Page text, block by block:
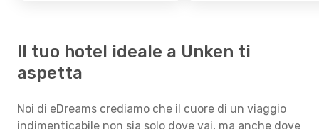
Il tuo hotel ideale a Unken ti
aspetta
Noi di eDreams crediamo che il cuore di un viaggio
indimenticabile non sia solo dove vai, ma anche dove